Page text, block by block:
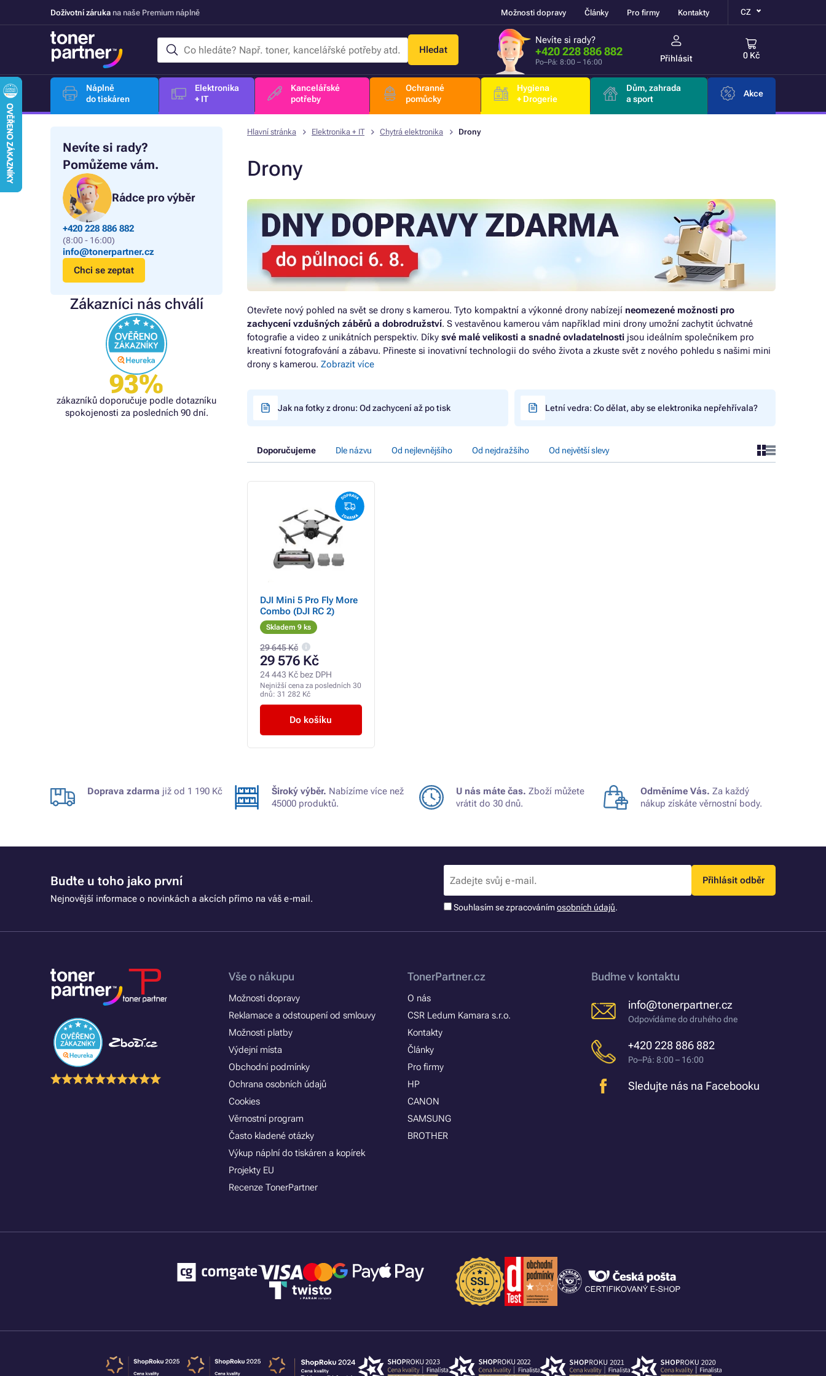
Doživotní záruka na naše Premium náplně Možnosti dopravy Články Pro firmy Kontakty CZ
Hledat
Nevíte si rady?
+420 228 886 882
Po–Pá: 8:00 – 16:00 Přihlásit 0 Kč
Náplně
do tiskáren
Elektronika
+ IT
Kancelářské
potřeby
Ochranné
pomůcky
Hygiena
+ Drogerie
Dům, zahrada
a sport
Akce
Nevíte si rady?
Pomůžeme vám.
Rádce pro výběr
+420 228 886 882
(8:00 - 16:00)
info@tonerpartner.cz
Chci se zeptat
Zákazníci nás chválí
93%
zákazníků doporučuje podle dotazníku
spokojenosti za posledních 90 dní.
Hlavní stránka Elektronika + IT Chytrá elektronika Drony
Drony
Otevřete nový pohled na svět se drony s kamerou. Tyto kompaktní a výkonné drony nabízejí neomezené možnosti pro
zachycení vzdušných záběrů a dobrodružství. S vestavěnou kamerou vám například mini drony umožní zachytit úchvatné
fotografie a video z unikátních perspektiv. Díky své malé velikosti a snadné ovladatelnosti jsou ideálním společníkem pro
kreativní fotografování a zábavu. Přineste si inovativní technologii do svého života a zkuste svět z nového pohledu s našimi mini
drony s kamerou. Zobrazit více
Jak na fotky z dronu: Od zachycení až po tisk Letní vedra: Co dělat, aby se elektronika nepřehřívala?
Doporučujeme Dle názvu Od nejlevnějšího Od nejdražšího Od největší slevy
DJI Mini 5 Pro Fly More
Combo (DJI RC 2)
Skladem 9 ks
29 645 Kč
29 576 Kč
24 443 Kč bez DPH
Nejnižší cena za posledních 30
dnů: 31 282 Kč
Do košíku
Doprava zdarma již od 1 190 Kč Široký výběr. Nabízíme více než
45000 produktů.
U nás máte čas. Zboží můžete
vrátit do 30 dnů.
Odměníme Vás. Za každý
nákup získáte věrnostní body.
Buďte u toho jako první
Nejnovější informace o novinkách a akcích přímo na váš e-mail.
Přihlásit odběr
Souhlasím se zpracovánímosobních údajů.
Vše o nákupu
Možnosti dopravy
Reklamace a odstoupení od smlouvy
Možnosti platby
Výdejní místa
Obchodní podmínky
Ochrana osobních údajů
Cookies
Věrnostní program
Často kladené otázky
Výkup náplní do tiskáren a kopírek
Projekty EU
Recenze TonerPartner
TonerPartner.cz
O nás
CSR Ledum Kamara s.r.o.
Kontakty
Články
Pro firmy
HP
CANON
SAMSUNG
BROTHER
Buďme v kontaktu
info@tonerpartner.cz
Odpovídáme do druhého dne
+420 228 886 882
Po–Pá: 8:00 – 16:00
Sledujte nás na Facebooku